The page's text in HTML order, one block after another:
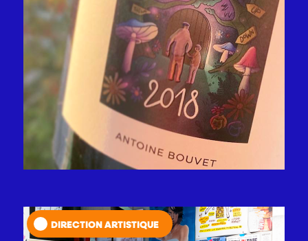
DIRECTION ARTISTIQUE